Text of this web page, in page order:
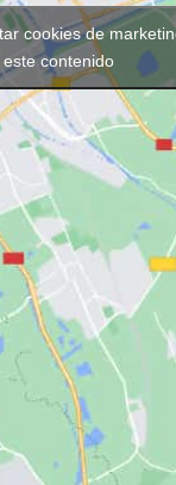
cookies de
contenido